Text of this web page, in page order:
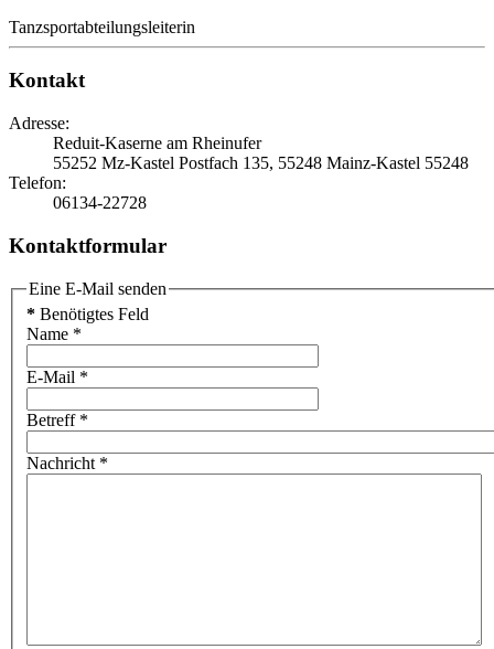
Tanzsportabteilungsleiterin
Kontakt
Adresse:
Reduit-Kaserne am Rheinufer
55252 Mz-Kastel Postfach 135, 55248 Mainz-Kastel 55248
Telefon:
06134-22728
Kontaktformular
Eine E-Mail senden
* Benötigtes Feld
Name *
E-Mail *
Betreff*
Nachricht *